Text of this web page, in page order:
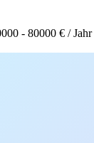
- 80000 € / Jahr